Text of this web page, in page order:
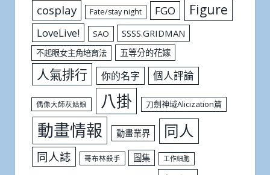
cosplay Fate/stay night FGO Figure
LoveLive! SAO SSSS.GRIDMAN
不起眼女主角培育法 五等分的花嫁
人氣排行 你的名字 個人評論
偶像大師灰姑娘 八掛 刀劍神域Alicization篇
動畫情報 動畫業界 同人
同人誌 哥布林殺手 圖集 工作細胞